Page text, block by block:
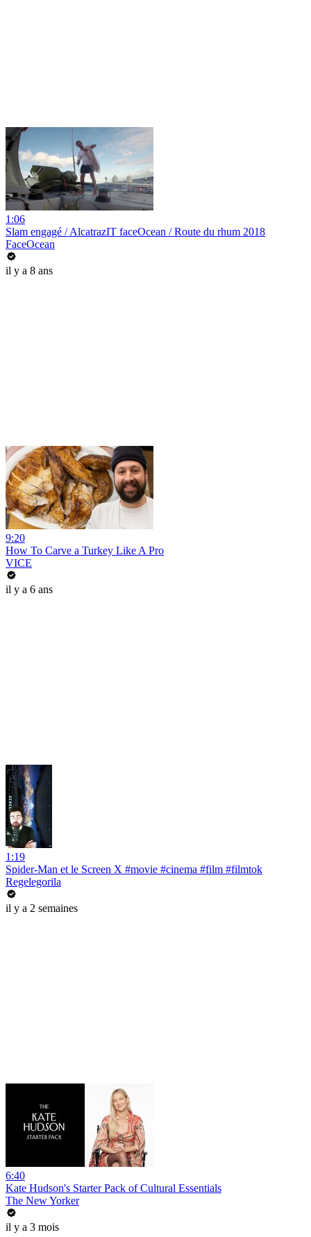
1:06
Slam engagé / AlcatrazIT faceOcean / Route du rhum 2018
FaceOcean
il y a 8 ans
9:20
How To Carve a Turkey Like A Pro
VICE
il y a 6 ans
1:19
Spider-Man et le Screen X #movie #cinema #film #filmtok
Regelegorila
il y a 2 semaines
6:40
Kate Hudson's Starter Pack of Cultural Essentials
The New Yorker
il y a 3 mois